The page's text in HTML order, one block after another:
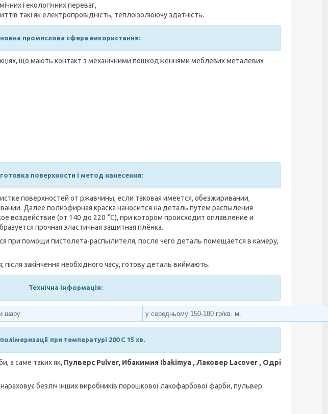
і екологічних переваг,
такі як електропровідність, теплоізолюючу здатність.
промислова сфера використання:
що мають контакт з механічними пошкодженнями меблевих металевих
поверхности і метод нанесення:
поверхностей от ржавчины, если таковая имеется, обезжиривании,
Далее полиэфирная краска наносится на деталь путём распыления
воздействие (от 140 до 220 °С), при котором происходит оплавление и
прочная эластичная защитная плёнка.
при помощи пистолета-распылителя, после чего деталь помещается в камеру,
після закінчення необхідного часу, готову деталь виймають.
Технічна інформація:
шару у середньому 150-180 гр/кв. м.
при температурі 200 C 15 хв.
а саме таких як, Пулверс Pulver, Ибакимия Ibakimya , Лаковер Lacover , Одрі
безліч інших виробників порошкової лакофарбової фарби, пульвер